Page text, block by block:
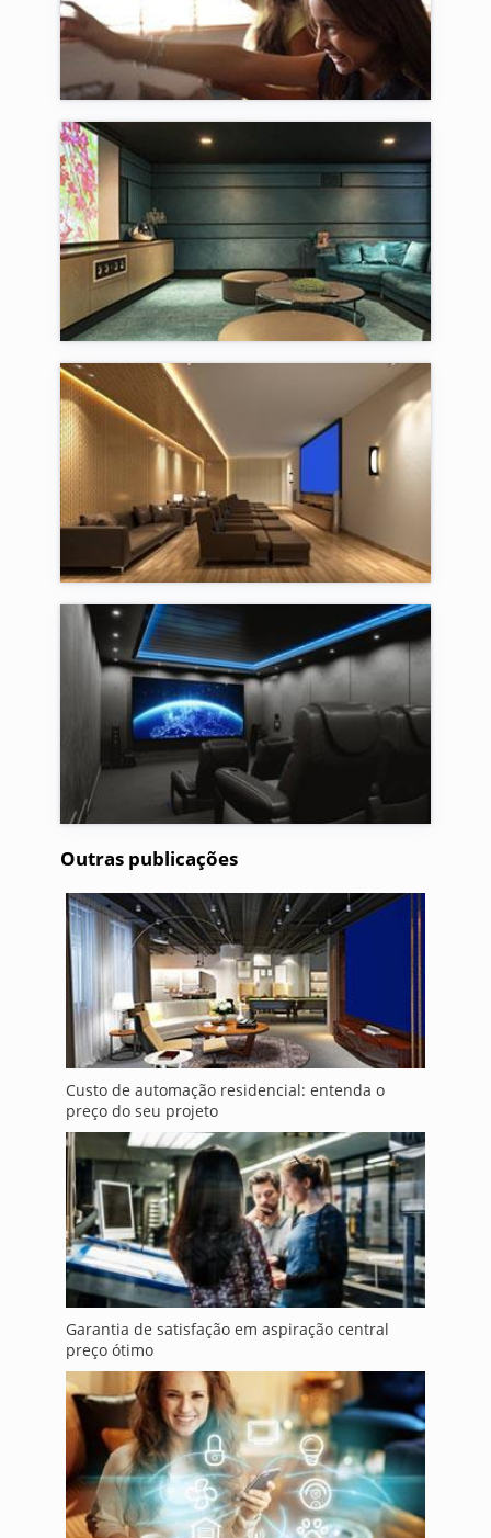
Outras publicações
Custo de automação residencial: entenda o
preço do seu projeto
Garantia de satisfação em aspiração central
preço ótimo